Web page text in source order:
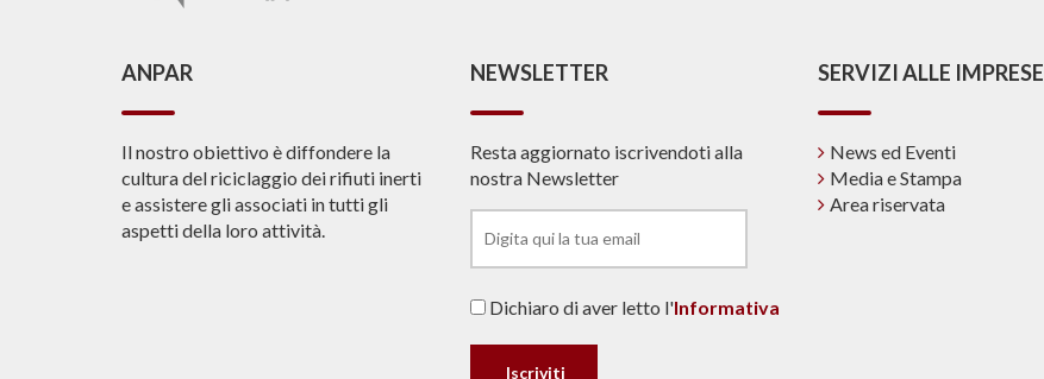
ANPAR
Il nostro obiettivo è diffondere la
cultura del riciclaggio dei rifiuti inerti
e assistere gli associati in tutti gli
aspetti della loro attività.
NEWSLETTER
Resta aggiornato iscrivendoti alla
nostra Newsletter
Dichiaro di aver letto l'Informativa
SERVIZI ALLE IMPRESE
News ed Eventi
Media e Stampa
Area riservata